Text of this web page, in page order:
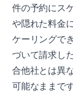
件の予約にス
や隠れた料金
ケーリングで
づいて請求し
合他社とは異
可能なままです